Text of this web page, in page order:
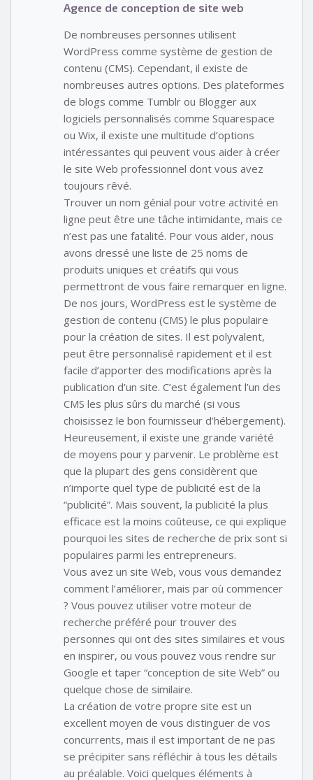
Agence de conception de site web
De nombreuses personnes utilisent
WordPress comme système de gestion de
contenu (CMS). Cependant, il existe de
nombreuses autres options. Des plateformes
de blogs comme Tumblr ou Blogger aux
logiciels personnalisés comme Squarespace
ou Wix, il existe une multitude d’options
intéressantes qui peuvent vous aider à créer
le site Web professionnel dont vous avez
toujours rêvé.
Trouver un nom génial pour votre activité en
ligne peut être une tâche intimidante, mais ce
n’est pas une fatalité. Pour vous aider, nous
avons dressé une liste de 25 noms de
produits uniques et créatifs qui vous
permettront de vous faire remarquer en ligne.
De nos jours, WordPress est le système de
gestion de contenu (CMS) le plus populaire
pour la création de sites. Il est polyvalent,
peut être personnalisé rapidement et il est
facile d’apporter des modifications après la
publication d’un site. C’est également l’un des
CMS les plus sûrs du marché (si vous
choisissez le bon fournisseur d’hébergement).
Heureusement, il existe une grande variété
de moyens pour y parvenir. Le problème est
que la plupart des gens considèrent que
n’importe quel type de publicité est de la
“publicité”. Mais souvent, la publicité la plus
efficace est la moins coûteuse, ce qui explique
pourquoi les sites de recherche de prix sont si
populaires parmi les entrepreneurs.
Vous avez un site Web, vous vous demandez
comment l’améliorer, mais par où commencer
? Vous pouvez utiliser votre moteur de
recherche préféré pour trouver des
personnes qui ont des sites similaires et vous
en inspirer, ou vous pouvez vous rendre sur
Google et taper “conception de site Web” ou
quelque chose de similaire.
La création de votre propre site est un
excellent moyen de vous distinguer de vos
concurrents, mais il est important de ne pas
se précipiter sans réfléchir à tous les détails
au préalable. Voici quelques éléments à